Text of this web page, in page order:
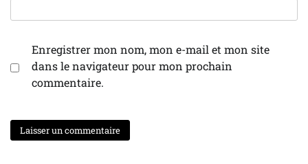
Enregistrer mon nom, mon e-mail et mon site
dans le navigateur pour mon prochain
commentaire.